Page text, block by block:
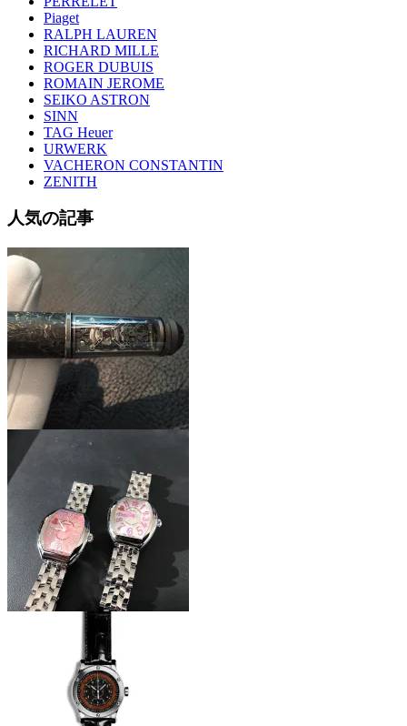
Piaget
RALPH LAUREN
RICHARD MILLE
ROGER DUBUIS
ROMAIN JEROME
SEIKO ASTRON
SINN
TAG Heuer
URWERK
VACHERON CONSTANTIN
ZENITH
人気の記事